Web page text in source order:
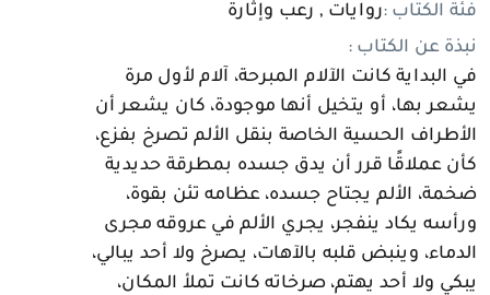
فئة الكتاب :روايات , رعب وإثارة
نبذة عن الكتاب :
في البداية كانت الآلام المبرحة، آلام لأول مرة
يشعر بها، أو يتخيل أنها موجودة، كان يشعر أن
الأطراف الحسية الخاصة بنقل الألم تصرخ بفزع،
كأن عملاقًا قرر أن يدق جسده بمطرقة حديدية
ضخمة، الألم يجتاح جسده، عظامه تئن بقوة،
ورأسه يكاد ينفجر، يجري الألم في عروقه مجرى
الدماء، وينبض قلبه بالآهات، يصرخ ولا أحد يبالي،
يبكي ولا أحد يهتم، صرخاته كانت تملأ المكان،